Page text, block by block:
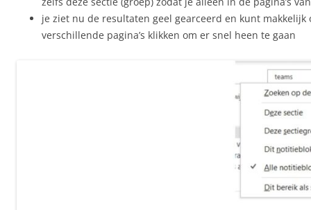
je ziet nu de resultaten geel gearceerd en kunt makkelijk
verschillende pagina’s klikken om er snel heen te gaan